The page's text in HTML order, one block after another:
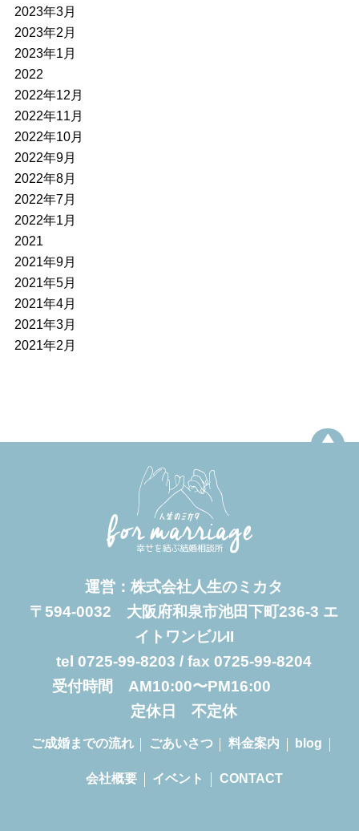
2023年3月
2023年2月
2023年1月
2022
2022年12月
2022年11月
2022年10月
2022年9月
2022年8月
2022年7月
2022年1月
2021
2021年9月
2021年5月
2021年4月
2021年3月
2021年2月
運営：株式会社人生のミカタ
〒594-0032 大阪府和泉市池田下町236-3 エ
イトワンビルII
tel 0725-99-8203 / fax 0725-99-8204
受付時間 AM10:00〜PM16:00
定休日 不定休
ご成婚までの流れ ごあいさつ 料金案内 blog
会社概要 イベント CONTACT